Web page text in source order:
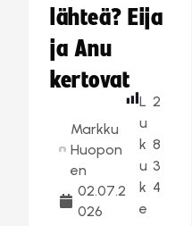
lähteä? Eija
ja Anu
kertovat
Markku
Huopon
en
02.07.2
026
L
u
k
u
k
e
2
8
3
4